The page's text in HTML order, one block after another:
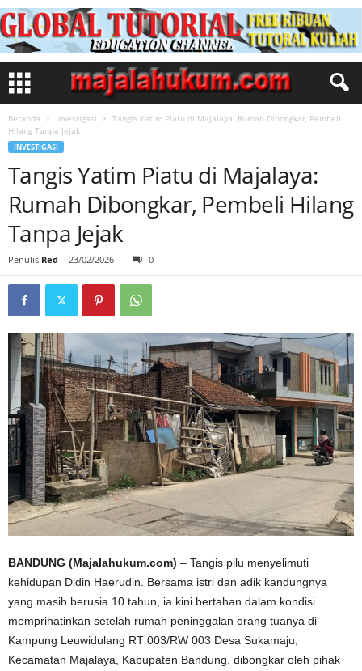
Beranda Investigasi
Tangis Yatim Piatu di Majalaya: Rumah Dibongkar, Pembeli
Hilang Tanpa Jejak
INVESTIGASI
Tangis Yatim Piatu di Majalaya:
Rumah Dibongkar, Pembeli Hilang
Tanpa Jejak
Penulis Red - 23/02/2026 0
BANDUNG (Majalahukum.com) – Tangis pilu menyelimuti
kehidupan Didin Haerudin. Bersama istri dan adik kandungnya
yang masih berusia 10 tahun, ia kini bertahan dalam kondisi
memprihatinkan setelah rumah peninggalan orang tuanya di
Kampung Leuwidulang RT 003/RW 003 Desa Sukamaju,
Kecamatan Majalaya, Kabupaten Bandung, dibongkar oleh pihak